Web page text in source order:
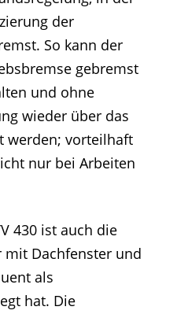
der
So kann der
gebremst
und ohne
wieder über das
werden; vorteilhaft
nur bei Arbeiten
430 ist auch die
mit Dachfenster und
als
hat. Die